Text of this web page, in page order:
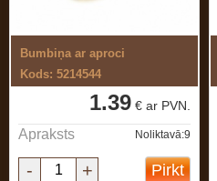
Bumbiņa ar aproci
Kods: 5214544
1.39 € ar PVN.
Apraksts Noliktavā:9
- + Pirkt